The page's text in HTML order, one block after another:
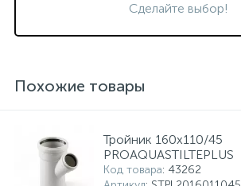
Сделайте выбор!
Похожие товары
Тройник 160x110/45
PROAQUASTILTEPLUS
Код товара: 43262